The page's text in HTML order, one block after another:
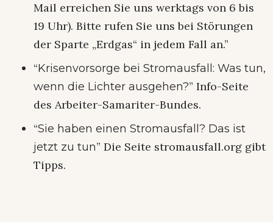
Mail erreichen Sie uns werktags von 6 bis
19 Uhr). Bitte rufen Sie uns bei Störungen
der Sparte „Erdgas“ in jedem Fall an.”
“Krisenvorsorge bei Stromausfall: Was tun,
wenn die Lichter ausgehen?” Info-Seite
des Arbeiter-Samariter-Bundes.
“Sie haben einen Stromausfall? Das ist
jetzt zu tun” Die Seite stromausfall.org gibt
Tipps.